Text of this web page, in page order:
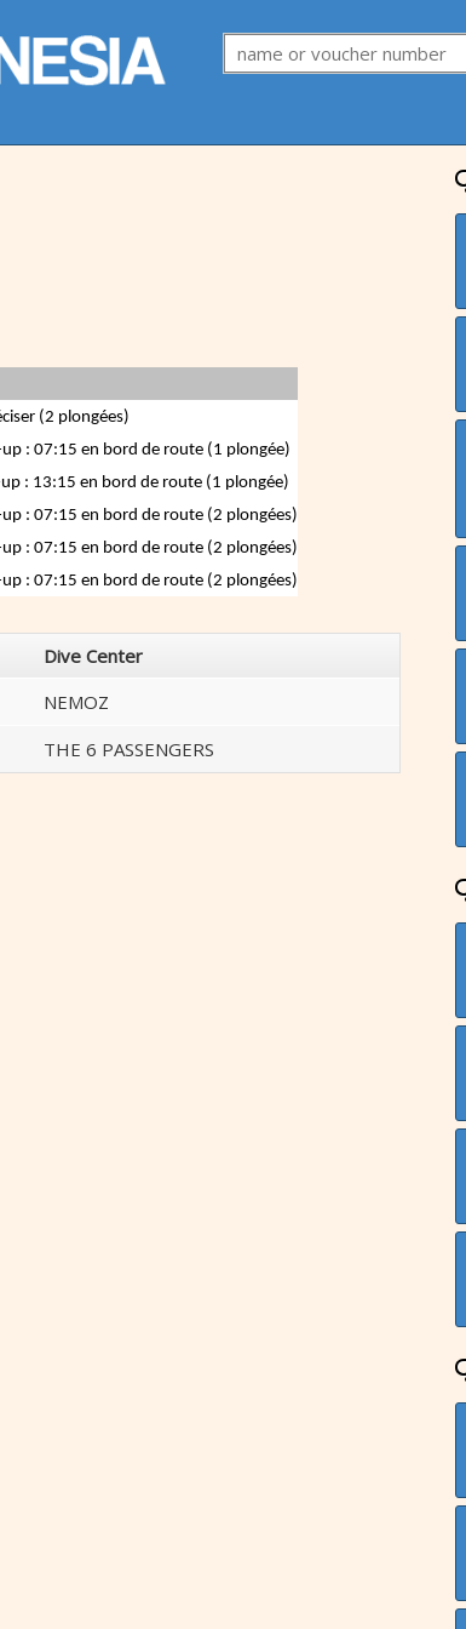
(2 plongées)
up : 07:15 en bord de route (1 plongée)
up : 13:15 en bord de route (1 plongée)
up : 07:15 en bord de route (2 plongées)
up : 07:15 en bord de route (2 plongées)
up : 07:15 en bord de route (2 plongées)
Dive Center
NEMOZ
THE 6 PASSENGERS